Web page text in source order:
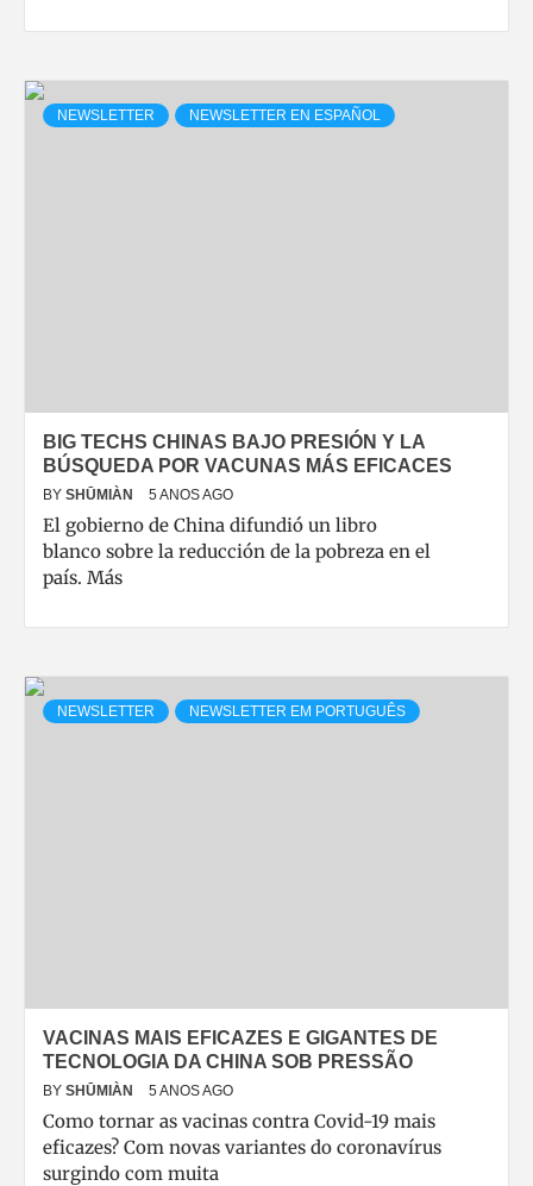
NEWSLETTER NEWSLETTER EN ESPAÑOL
BIG TECHS CHINAS BAJO PRESIÓN Y LA
BÚSQUEDA POR VACUNAS MÁS EFICACES
BY SHŪMIÀN 5 ANOS AGO
El gobierno de China difundió un libro
blanco sobre la reducción de la pobreza en el
país. Más
NEWSLETTER NEWSLETTER EM PORTUGUÊS
VACINAS MAIS EFICAZES E GIGANTES DE
TECNOLOGIA DA CHINA SOB PRESSÃO
BY SHŪMIÀN 5 ANOS AGO
Como tornar as vacinas contra Covid-19 mais
eficazes? Com novas variantes do coronavírus
surgindo com muita